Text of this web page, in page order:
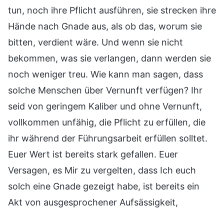
tun, noch ihre Pflicht ausführen, sie strecken ihre
Hände nach Gnade aus, als ob das, worum sie
bitten, verdient wäre. Und wenn sie nicht
bekommen, was sie verlangen, dann werden sie
noch weniger treu. Wie kann man sagen, dass
solche Menschen über Vernunft verfügen? Ihr
seid von geringem Kaliber und ohne Vernunft,
vollkommen unfähig, die Pflicht zu erfüllen, die
ihr während der Führungsarbeit erfüllen solltet.
Euer Wert ist bereits stark gefallen. Euer
Versagen, es Mir zu vergelten, dass Ich euch
solch eine Gnade gezeigt habe, ist bereits ein
Akt von ausgesprochener Aufsässigkeit,